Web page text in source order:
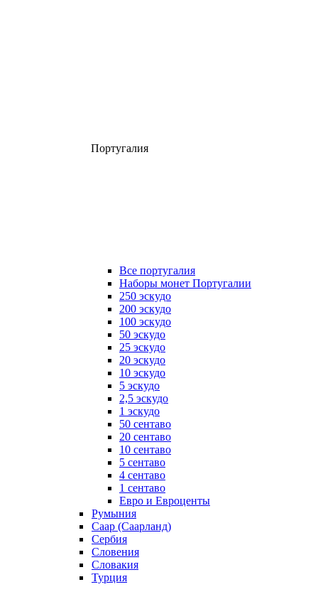
Португалия
Все португалия
Наборы монет Португалии
250 эскудо
200 эскудо
100 эскудо
50 эскудо
25 эскудо
20 эскудо
10 эскудо
5 эскудо
2,5 эскудо
1 эскудо
50 сентаво
20 сентаво
10 сентаво
5 сентаво
4 сентаво
1 сентаво
Евро и Евроценты
Румыния
Саар (Саарланд)
Сербия
Словения
Словакия
Турция